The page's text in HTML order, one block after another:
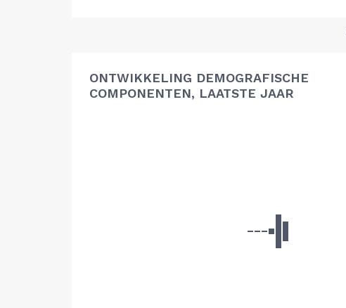
ONTWIKKELING DEMOGRAFISCHE
COMPONENTEN, LAATSTE JAAR